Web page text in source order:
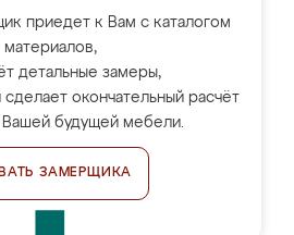
приедет к Вам с каталогом
материалов,
детальные замеры,
окончательный расчёт
Вашей будущей мебели.
ЗАМЕРЩИКА